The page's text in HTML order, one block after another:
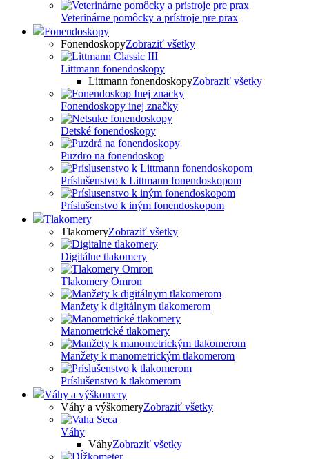
Veterinárne pomôcky a prístroje pre prax
Fonendoskopy
FonendoskopyZobraziť všetky
Littmann fonendoskopy
Littmann fonendoskopyZobraziť všetky
Fonendoskopy inej značky
Detské fonendoskopy
Puzdro na fonendoskop
Príslušenstvo k Littmann fonendoskopom
Príslušenstvo k iným fonendoskopom
Tlakomery
TlakomeryZobraziť všetky
Digitálne tlakomery
Tlakomery Omron
Manžety k digitálnym tlakomerom
Manometrické tlakomery
Manžety k manometrickým tlakomerom
Príslušenstvo k tlakomerom
Váhy a výškomery
Váhy a výškomeryZobraziť všetky
Váhy
VáhyZobraziť všetky